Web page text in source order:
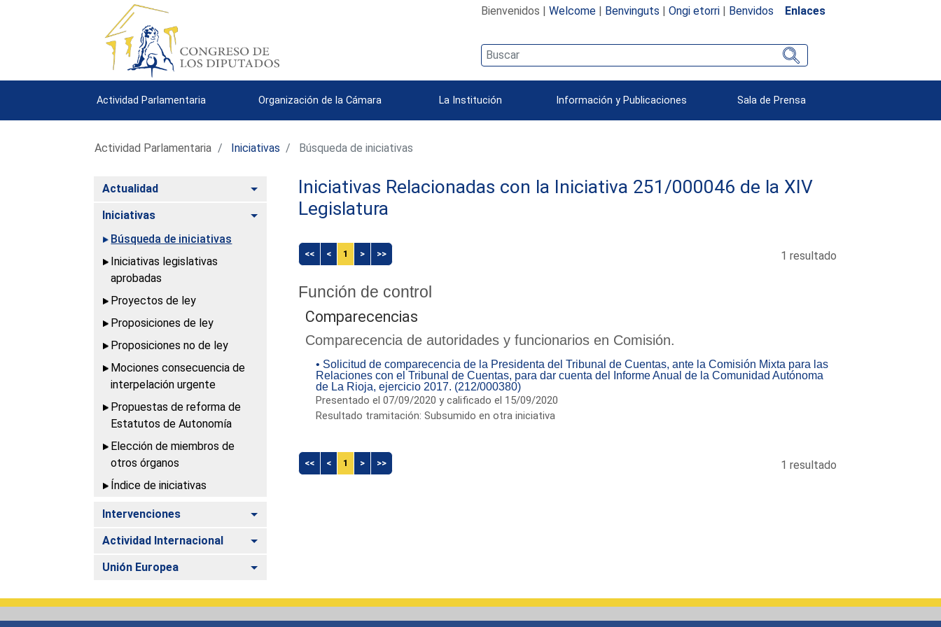
Bienvenidos | Welcome| Benvinguts | Ongi etorri| Benvidos Enlaces
Actividad Parlamentaria Organización de la Cámara La Institución Información y Publicaciones Sala de Prensa
Actividad Parlamentaria Iniciativas Búsqueda de iniciativas
Actualidad Alternar
Iniciativas
Alternar
Búsqueda de iniciativas
Iniciativas legislativas
aprobadas
Proyectos de ley
Proposiciones de ley
Proposiciones no de ley
Mociones consecuencia de
interpelación urgente
Propuestas de reforma de
Estatutos de Autonomía
Elección de miembros de
otros órganos
Índice de iniciativas
Intervenciones Alternar
Actividad Internacional Alternar
Unión Europea Alternar
Iniciativas Relacionadas con la Iniciativa 251/000046 de la XIV
Legislatura
<< < 1 > >> 1 resultado
Función de control
Comparecencias
Comparecencia de autoridades y funcionarios en Comisión.
• Solicitud de comparecencia de la Presidenta del Tribunal de Cuentas, ante la Comisión Mixta para las
Relaciones con el Tribunal de Cuentas, para dar cuenta del Informe Anual de la Comunidad Autónoma
de La Rioja, ejercicio 2017. (212/000380)
Presentado el 07/09/2020 y calificado el 15/09/2020
Resultado tramitación: Subsumido en otra iniciativa
<< < 1 > >> 1 resultado